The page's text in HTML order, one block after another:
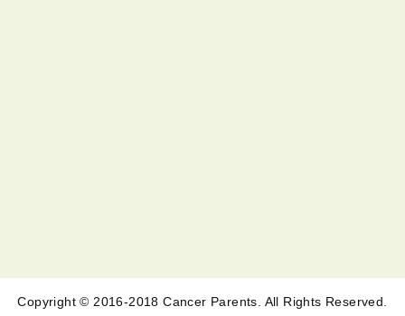
Copyright © 2016-2018 Cancer Parents. All Rights Reserved.